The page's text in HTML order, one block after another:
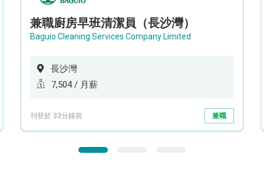
兼職廚房早班清潔員（長沙灣）
Baguio Cleaning Services Company Limited
長沙灣
7,504 / 月薪
刊登於 33分鐘前 兼職